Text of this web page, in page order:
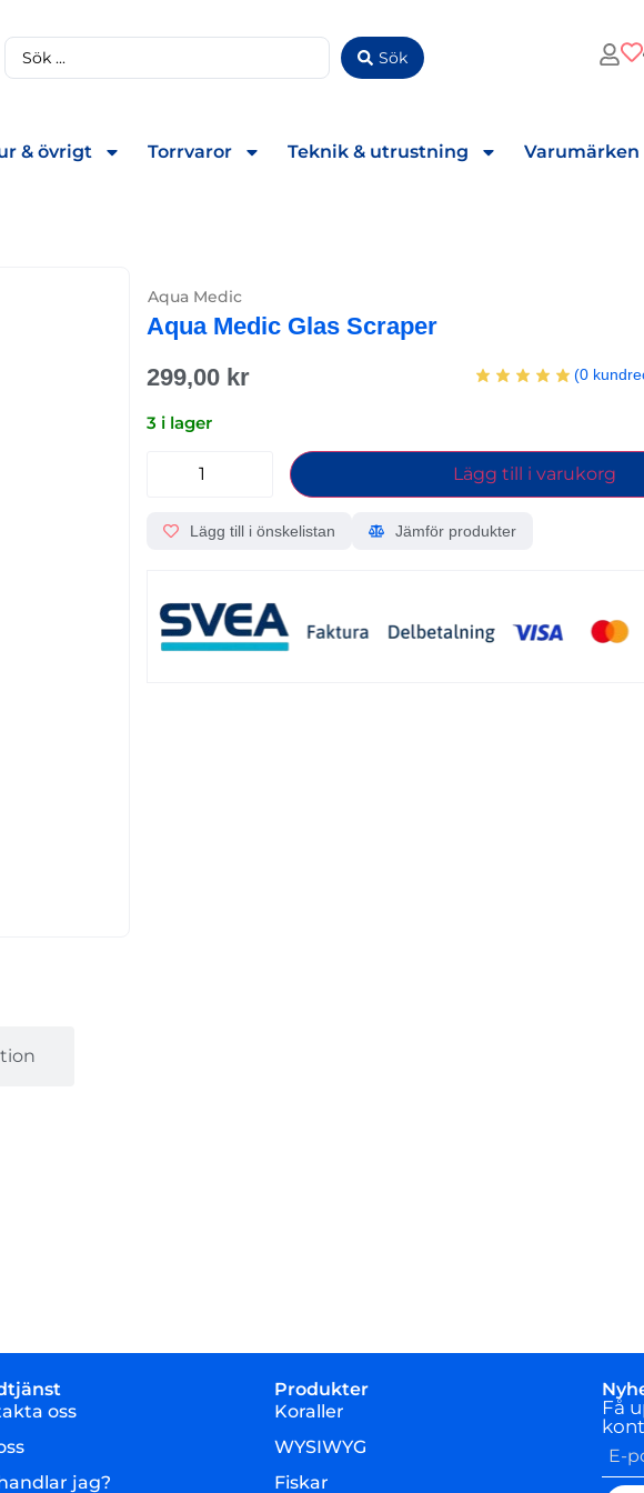
Sök
& övrigt Torrvaror Teknik & utrustning Varumärken
Aqua Medic
Aqua Medic Glas Scraper
299,00 kr (0
3 i lager
Lägg till i varukorg
Lägg till i önskelistan Jämför produkter
oss
jag?
Produkter
Koraller
WYSIWYG
Fiskar
Få